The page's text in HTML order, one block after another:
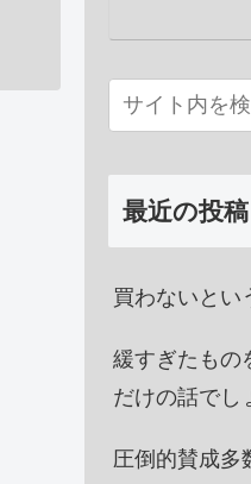
最近の投稿
買わないとい
緩すぎたもの
だけの話でし
圧倒的賛成多